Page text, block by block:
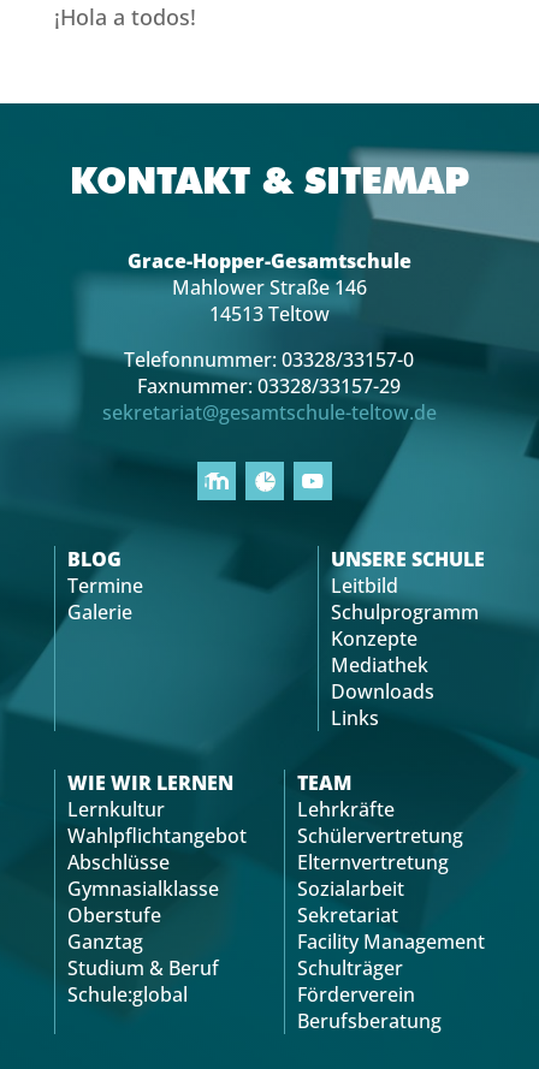
¡Hola a todos!
KONTAKT & SITEMAP
Grace-Hopper-Gesamtschule
Mahlower Straße 146
14513 Teltow
Telefonnummer: 03328/33157-0
Faxnummer: 03328/33157-29
sekretariat@gesamtschule-teltow.de
BLOG
Termine
Galerie
UNSERE SCHULE
Leitbild
Schulprogramm
Konzepte
Mediathek
Downloads
Links
WIE WIR LERNEN
Lernkultur
Wahlpflichtangebot
Abschlüsse
Gymnasialklasse
Oberstufe
Ganztag
Studium & Beruf
Schule:global
TEAM
Lehrkräfte
Schülervertretung
Elternvertretung
Sozialarbeit
Sekretariat
Facility Management
Schulträger
Förderverein
Berufsberatung